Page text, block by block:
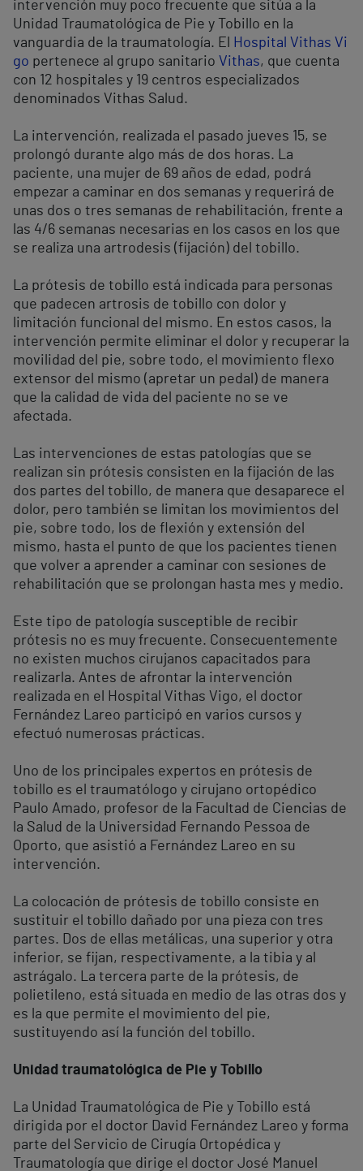
intervención muy poco frecuente que sitúa a la
Unidad Traumatológica de Pie y Tobillo en la
vanguardia de la traumatología. El
Hospital Vithas Vi
go pertenece al grupo sanitario Vithas, que cuenta
con 12 hospitales y 19 centros especializados
denominados Vithas Salud.
La intervención, realizada el pasado jueves 15, se
prolongó durante algo más de dos horas. La
paciente, una mujer de 69 años de edad, podrá
empezar a caminar en dos semanas y requerirá de
unas dos o tres semanas de rehabilitación, frente a
las 4/6 semanas necesarias en los casos en los que
se realiza una artrodesis (fijación) del tobillo.
La prótesis de tobillo está indicada para personas
que padecen artrosis de tobillo con dolor y
limitación funcional del mismo. En estos casos, la
intervención permite eliminar el dolor y recuperar la
movilidad del pie, sobre todo, el movimiento flexo
extensor del mismo (apretar un pedal) de manera
que la calidad de vida del paciente no se ve
afectada.
Las intervenciones de estas patologías que se
realizan sin prótesis consisten en la fijación de las
dos partes del tobillo, de manera que desaparece el
dolor, pero también se limitan los movimientos del
pie, sobre todo, los de flexión y extensión del
mismo, hasta el punto de que los pacientes tienen
que volver a aprender a caminar con sesiones de
rehabilitación que se prolongan hasta mes y medio.
Este tipo de patología susceptible de recibir
prótesis no es muy frecuente. Consecuentemente
no existen muchos cirujanos capacitados para
realizarla. Antes de afrontar la intervención
realizada en el Hospital Vithas Vigo, el doctor
Fernández Lareo participó en varios cursos y
efectuó numerosas prácticas.
Uno de los principales expertos en prótesis de
tobillo es el traumatólogo y cirujano ortopédico
Paulo Amado, profesor de la Facultad de Ciencias de
la Salud de la Universidad Fernando Pessoa de
Oporto, que asistió a Fernández Lareo en su
intervención.
La colocación de prótesis de tobillo consiste en
sustituir el tobillo dañado por una pieza con tres
partes. Dos de ellas metálicas, una superior y otra
inferior, se fijan, respectivamente, a la tibia y al
astrágalo. La tercera parte de la prótesis, de
polietileno, está situada en medio de las otras dos y
es la que permite el movimiento del pie,
sustituyendo así la función del tobillo.
Unidad traumatológica de Pie y Tobillo
La Unidad Traumatológica de Pie y Tobillo está
dirigida por el doctor David Fernández Lareo y forma
parte del Servicio de Cirugía Ortopédica y
Traumatología que dirige el doctor José Manuel